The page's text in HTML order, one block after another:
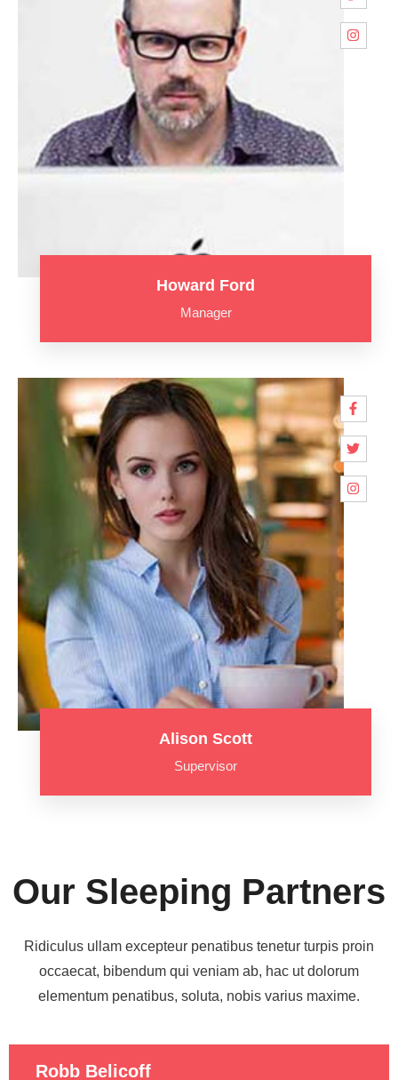
Howard Ford
Manager
Alison Scott
Supervisor
Our Sleeping Partners
Ridiculus ullam excepteur penatibus tenetur turpis proin
occaecat, bibendum qui veniam ab, hac ut dolorum
elementum penatibus, soluta, nobis varius maxime.
Robb Belicoff